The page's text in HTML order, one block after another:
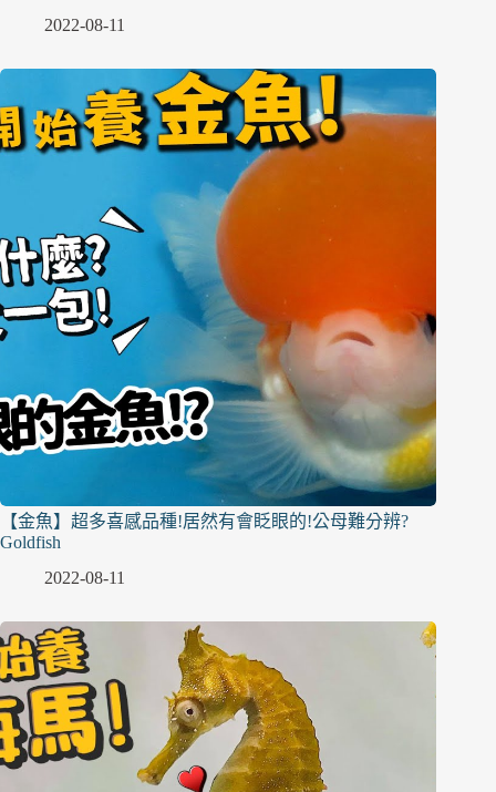
2022-08-11
【金魚】超多喜感品種!居然有會眨眼的!公母難分辨?
Goldfish
2022-08-11